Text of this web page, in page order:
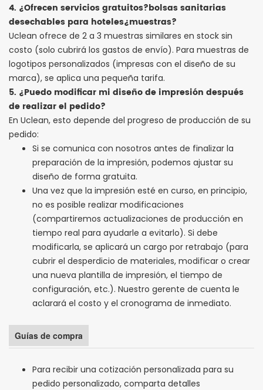
4. ¿Ofrecen servicios gratuitos?bolsas sanitarias
desechables para hoteles¿muestras?
Uclean ofrece de 2 a 3 muestras similares en stock sin
costo (solo cubrirá los gastos de envío). Para muestras de
logotipos personalizados (impresas con el diseño de su
marca), se aplica una pequeña tarifa.
5. ¿Puedo modificar mi diseño de impresión después
de realizar el pedido?
En Uclean, esto depende del progreso de producción de su
pedido:
Si se comunica con nosotros antes de finalizar la
preparación de la impresión, podemos ajustar su
diseño de forma gratuita.
Una vez que la impresión esté en curso, en principio,
no es posible realizar modificaciones
(compartiremos actualizaciones de producción en
tiempo real para ayudarle a evitarlo). Si debe
modificarla, se aplicará un cargo por retrabajo (para
cubrir el desperdicio de materiales, modificar o crear
una nueva plantilla de impresión, el tiempo de
configuración, etc.). Nuestro gerente de cuenta le
aclarará el costo y el cronograma de inmediato.
Guías de compra
Para recibir una cotización personalizada para su
pedido personalizado, comparta detalles